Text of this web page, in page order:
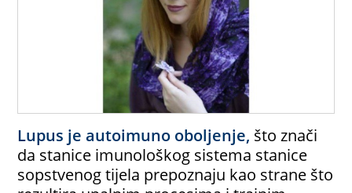
Lupus je autoimuno oboljenje, što znači
da stanice imunološkog sistema stanice
sopstvenog tijela prepoznaju kao strane što